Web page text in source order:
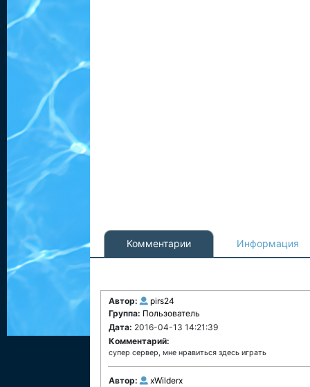
Комментарии Информация
Автор:
pirs24
Группа: Пользователь
Дата: 2016-04-13 14:21:39
Комментарий:
супер сервер, мне нравиться здесь играть
Автор:
xWilderx